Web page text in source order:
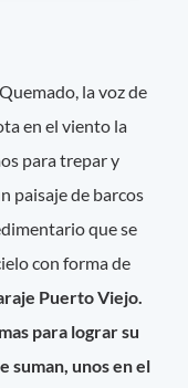
la voz de
en el viento la
para trepar y
paisaje de barcos
que se
con forma de
Puerto Viejo.
para lograr su
suman, unos en el